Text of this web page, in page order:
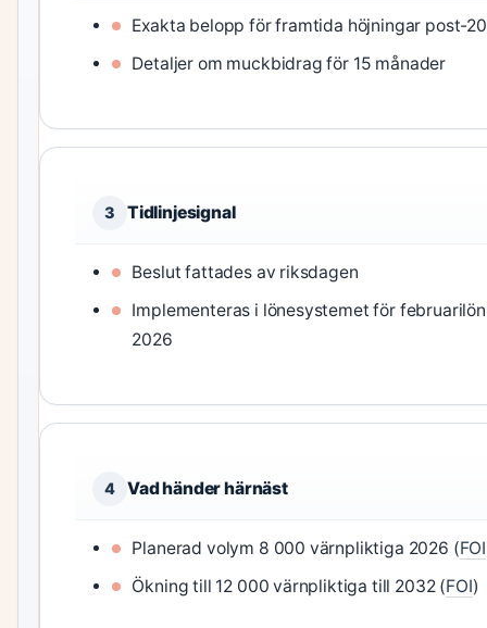
Exakta belopp för framtida höjningar post-
Detaljer om muckbidrag för 15 månader
3 Tidlinjesignal
Beslut fattades av riksdagen
Implementeras i lönesystemet för februarilön
2026
4 Vad händer härnäst
Planerad volym 8 000 värnpliktiga 2026 (FOI
Ökning till 12 000 värnpliktiga till 2032 (FOI)